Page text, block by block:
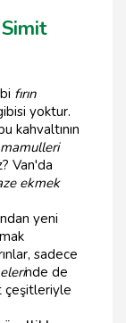
fırın
yoktur.
kahvaltının
Van'da
ekmek
yeni
sadece
nde de
çeşitleriyle